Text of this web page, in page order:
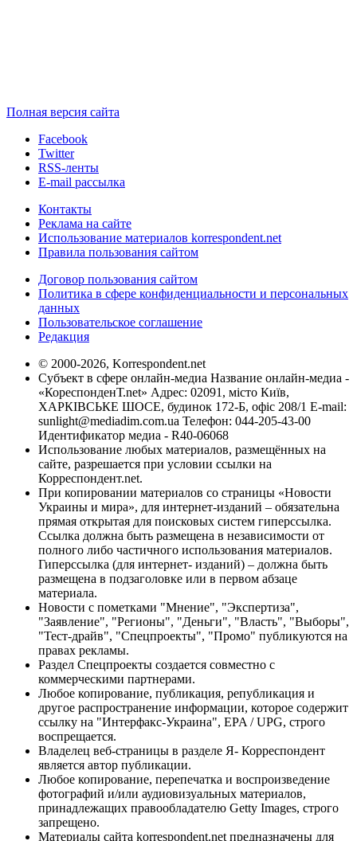
Полная версия сайта
Facebook
Twitter
RSS-ленты
E-mail рассылка
Контакты
Реклама на сайте
Использование материалов korrespondent.net
Правила пользования сайтом
Договор пользования сайтом
Политика в сфере конфиденциальности и персональных
данных
Пользовательское соглашение
Редакция
© 2000-2026, Korrespondent.net
Субъект в сфере онлайн-медиа Название онлайн-медиа -
«КореспонденТ.net» Адрес: 02091, місто Київ,
ХАРКІВСЬКЕ ШОСЕ, будинок 172-Б, офіс 208/1 E-mail:
sunlight@mediadim.com.ua Телефон: 044-205-43-00
Идентификатор медиа - R40-06068
Использование любых материалов, размещённых на
сайте, разрешается при условии ссылки на
Корреспондент.net.
При копировании материалов со страницы «Новости
Украины и мира», для интернет-изданий – обязательна
прямая открытая для поисковых систем гиперссылка.
Ссылка должна быть размещена в независимости от
полного либо частичного использования материалов.
Гиперссылка (для интернет- изданий) – должна быть
размещена в подзаголовке или в первом абзаце
материала.
Новости с пометками "Мнение", "Экспертиза",
"Заявление", "Регионы", "Деньги", "Власть", "Выборы",
"Тест-драйв", "Спецпроекты", "Промо" публикуются на
правах рекламы.
Раздел Спецпроекты создается совместно с
коммерческими партнерами.
Любое копирование, публикация, републикация и
другое распространение информации, которое содержит
ссылку на "Интерфакс-Украина", EPA / UPG, строго
воспрещается.
Владелец веб-страницы в разделе Я- Корреспондент
является автор публикации.
Любое копирование, перепечатка и воспроизведение
фотографий и/или аудиовизуальных материалов,
принадлежащих правообладателю Getty Images, строго
запрещено.
Материалы сайта korrespondent.net предназначены для